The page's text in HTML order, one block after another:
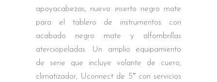
apoyacabezas, nuevo inserto negro mate
para el tablero de instrumentos con
acabado negro mate y alfombrillas
aterciopeladas. Un amplio equipamiento
de serie que incluye volante de cuero,
climatizador, Uconnect de 5″ con servicios